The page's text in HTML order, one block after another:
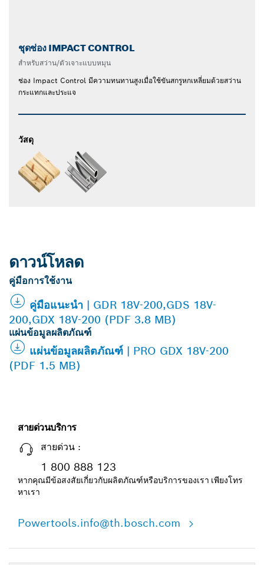
ชุดช่อง IMPACT CONTROL
สำหรับสว่าน/ตัวเจาะแบบหมุน
ช่อง Impact Control มีความทนทานสูงเมื่อใช้ขันสกรูหกเหลี่ยมด้วยสว่าน
กระแทกและประแจ
วัสดุ
ดาวน์โหลด
คู่มือการใช้งาน
คู่มือแนะนำ | GDR 18V-200,GDS 18V-
200,GDX 18V-200 (PDF 3.8 MB)
แผ่นข้อมูลผลิตภัณฑ์
แผ่นข้อมูลผลิตภัณฑ์ | PRO GDX 18V-200
(PDF 1.5 MB)
สายด่วนบริการ
สายด่วน :
1 800 888 123
หากคุณมีข้อสงสัยเกี่ยวกับผลิตภัณฑ์หรือบริการของเรา เพียงโทร
หาเรา
Powertools.info@th.bosch.com